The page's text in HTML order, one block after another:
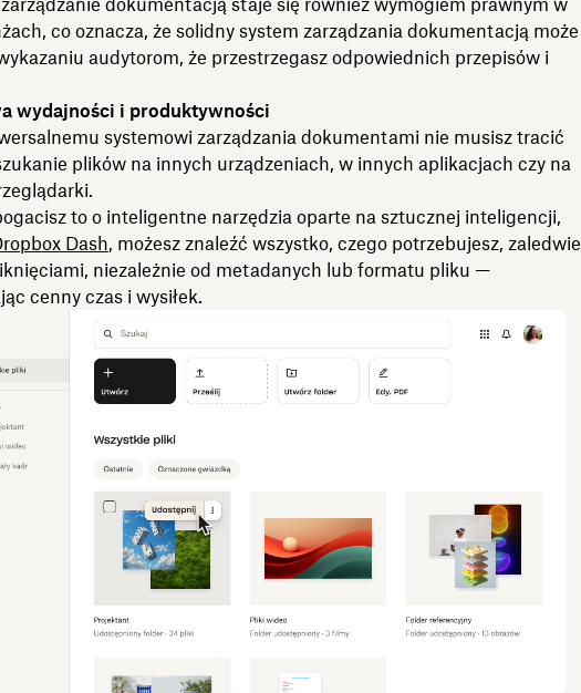
dokumentacją staje się również wymogiem prawnym w
co oznacza, że solidny system zarządzania dokumentacją może
audytorom, że przestrzegasz odpowiednich przepisów i
wydajności i produktywności
systemowi zarządzania dokumentami nie musisz tracić
plików na innych urządzeniach, w innych aplikacjach czy na
to o inteligentne narzędzia oparte na sztucznej inteligencji,
Dash, możesz znaleźć wszystko, czego potrzebujesz, zaledwie
niezależnie od metadanych lub formatu pliku —
cenny czas i wysiłek.